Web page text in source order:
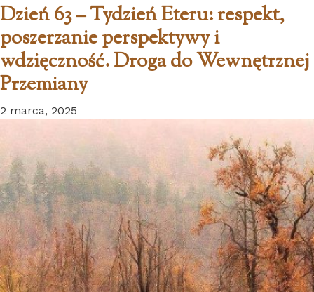
Dzień 63 – Tydzień Eteru: respekt,
poszerzanie perspektywy i
wdzięczność. Droga do Wewnętrznej
Przemiany
2 marca, 2025